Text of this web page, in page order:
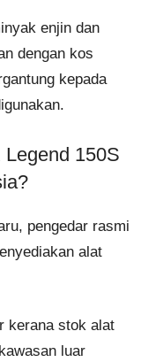
enjin dan
dengan kos
kepada
150S
pengedar rasmi
alat
kerana stok alat
luar